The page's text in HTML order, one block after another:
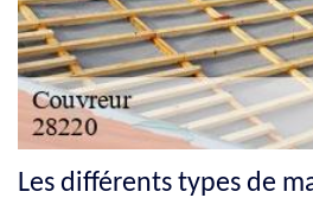
Les différents types de